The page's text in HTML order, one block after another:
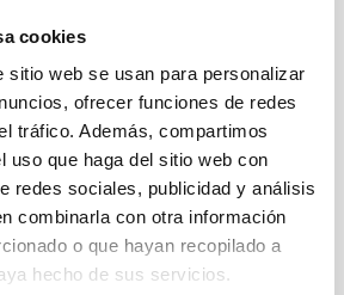
cookies
sitio web se usan para personalizar
ofrecer funciones de redes
tráfico. Además, compartimos
uso que haga del sitio web con
redes sociales, publicidad y análisis
combinarla con otra información
o que hayan recopilado a
hecho de sus servicios.